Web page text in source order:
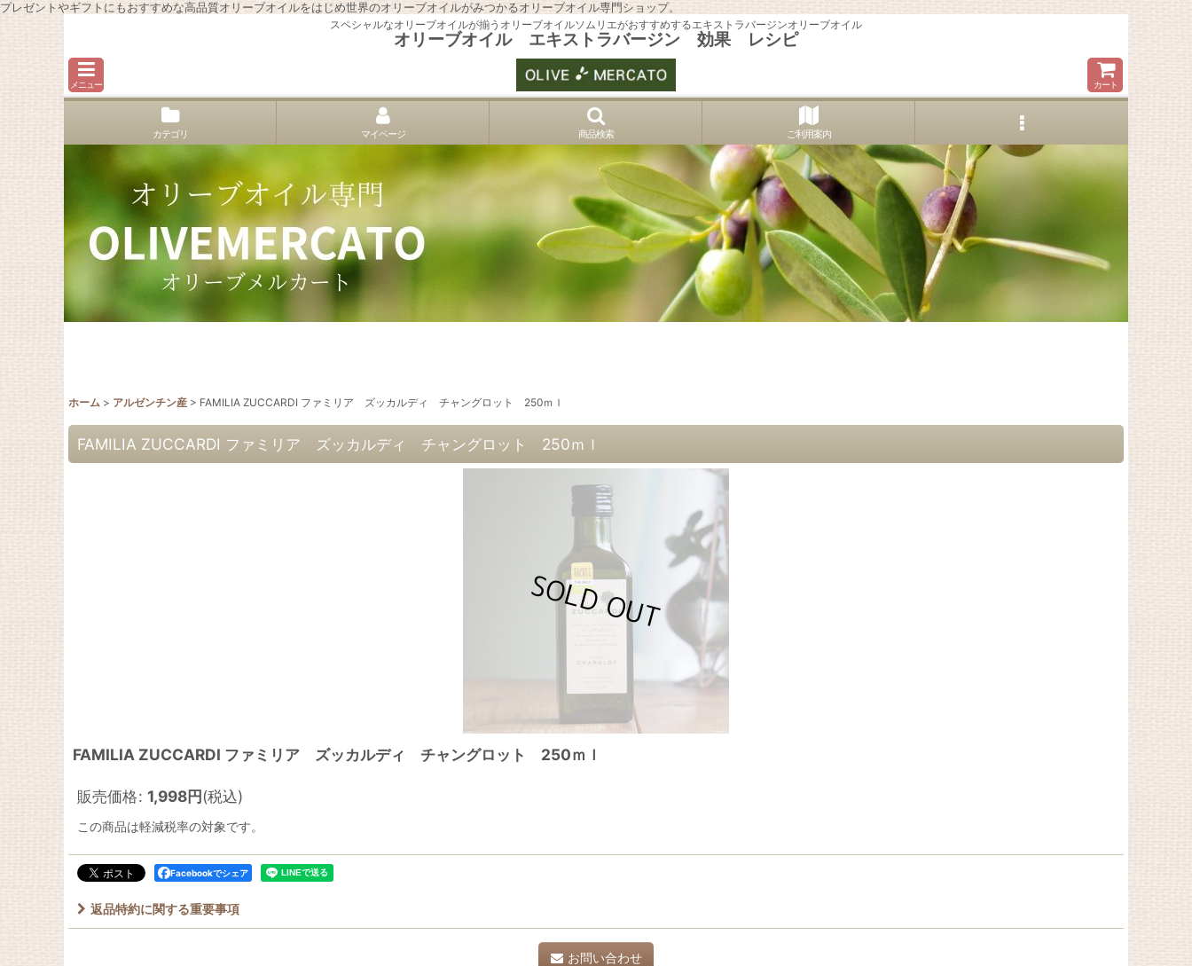
プレゼントやギフトにもおすすめな高品質オリーブオイルをはじめ世界のオリーブオイルがみつかるオリーブオイル専門ショップ。
スペシャルなオリーブオイルが揃うオリーブオイルソムリエがおすすめするエキストラバージンオリーブオイル
オリーブオイル エキストラバージン 効果 レシピ
メニュー カート
カテゴリ マイページ 商品検索 ご利用案内
ホーム > アルゼンチン産 > FAMILIA ZUCCARDI ファミリア ズッカルディ チャングロット 250ｍｌ
FAMILIA ZUCCARDI ファミリア ズッカルディ チャングロット 250ｍｌ
FAMILIA ZUCCARDI ファミリア ズッカルディ チャングロット 250ｍｌ
販売価格: 1,998円(税込)
この商品は軽減税率の対象です。
Facebookでシェア
返品特約に関する重要事項
お問い合わせ